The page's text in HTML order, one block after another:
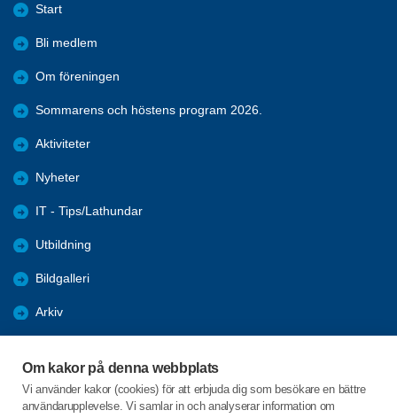
Om kakor på denna webbplats
Vi använder kakor (cookies) för att erbjuda dig som besökare en bättre
användarupplevelse. Vi samlar in och analyserar information om
Start
Bli medlem
Om föreningen
Sommarens och höstens program 2026.
Aktiviteter
Nyheter
IT - Tips/Lathundar
Utbildning
Bildgalleri
Arkiv
Förmåner
Digital hjälp